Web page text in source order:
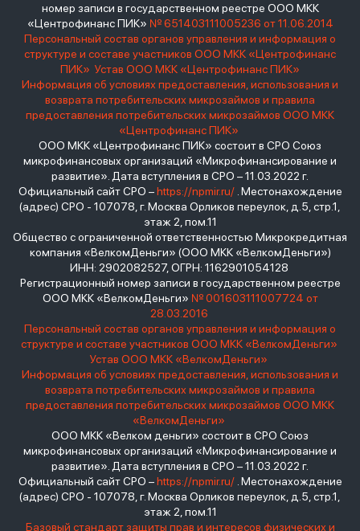
номер записи в государственном реестре ООО МКК
«Центрофинанс ПИК» № 651403111005236 от 11.06.2014
Персональный состав органов управления и информация о
структуре и составе участников ООО МКК «Центрофинанс
ПИК» Устав ООО МКК «Центрофинанс ПИК»
Информация об условиях предоставления, использования и
возврата потребительских микрозаймов и правила
предоставления потребительских микрозаймов ООО МКК
«Центрофинанс ПИК»
ООО МКК «Центрофинанс ПИК» состоит в СРО Союз
микрофинансовых организаций «Микрофинансирование и
развитие». Дата вступления в СРО – 11.03.2022 г.
Официальный сайт СРО –https://npmir.ru/. Местонахождение
(адрес) СРО - 107078, г. Москва Орликов переулок, д.5, стр.1,
этаж 2, пом.11
Общество с ограниченной ответственностью Микрокредитная
компания «ВелкомДеньги» (ООО МКК «ВелкомДеньги»)
ИНН: 2902082527, ОГРН: 1162901054128
Регистрационный номер записи в государственном реестре
ООО МКК «ВелкомДеньги» № 001603111007724 от
28.03.2016
Персональный состав органов управления и информация о
структуре и составе участников ООО МКК «ВелкомДеньги»
Устав ООО МКК «ВелкомДеньги»
Информация об условиях предоставления, использования и
возврата потребительских микрозаймов и правила
предоставления потребительских микрозаймов ООО МКК
«ВелкомДеньги»
ООО МКК «Велком деньги» состоит в СРО Союз
микрофинансовых организаций «Микрофинансирование и
развитие». Дата вступления в СРО – 11.03.2022 г.
Официальный сайт СРО –https://npmir.ru/. Местонахождение
(адрес) СРО - 107078, г. Москва Орликов переулок, д.5, стр.1,
этаж 2, пом.11
Базовый стандарт защиты прав и интересов физических и